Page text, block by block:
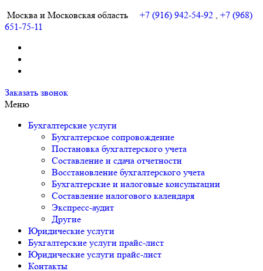
Москва и Московская область +7 (916) 942-54-92 , +7 (968)
651-75-11
Частный бухгалтер и юрист в Москве и МО
Услуги частного бухгалтера и юриста в Москве и Московской
Заказать звонок
Меню
Бухгалтерские услуги
Бухгалтерское сопровождение
Постановка бухгалтерского учета
Составление и сдача отчетности
Восстановление бухгалтерского учета
Бухгалтерские и налоговые консультации
Составление налогового календаря
Экспресс-аудит
Другие
Юридические услуги
Бухгалтерские услуги прайс-лист
Юридические услуги прайс-лист
Контакты